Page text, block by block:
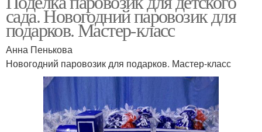
сада. Новогодний паровозик для
подарков. Мастер-класс
Анна Пенькова
Новогодний паровозик для подарков. Мастер-класс